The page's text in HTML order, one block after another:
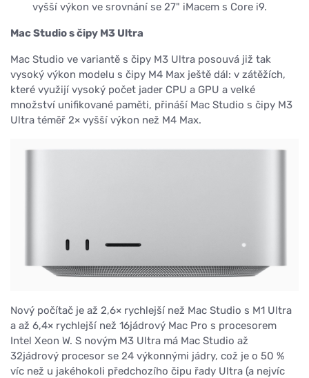
vyšší výkon ve srovnání se 27" iMacem s Core i9.
Mac Studio s čipy M3 Ultra
Mac Studio ve variantě s čipy M3 Ultra posouvá již tak
vysoký výkon modelu s čipy M4 Max ještě dál: v zátěžích,
které využijí vysoký počet jader CPU a GPU a velké
množství unifikované paměti, přináší Mac Studio s čipy M3
Ultra téměř 2× vyšší výkon než M4 Max.
Nový počítač je až 2,6× rychlejší než Mac Studio s M1 Ultra
a až 6,4× rychlejší než 16jádrový Mac Pro s procesorem
Intel Xeon W. S novým M3 Ultra má Mac Studio až
32jádrový procesor se 24 výkonnými jádry, což je o 50 %
víc než u jakéhokoli předchozího čipu řady Ultra (a nejvíc